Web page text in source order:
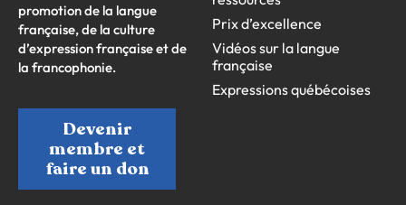
promotion de la langue
française, de la culture
d’expression française et de
la francophonie.
Devenir
membre et
faire un don
Prix d’excellence
Vidéos sur la langue
française
Expressions québécoises